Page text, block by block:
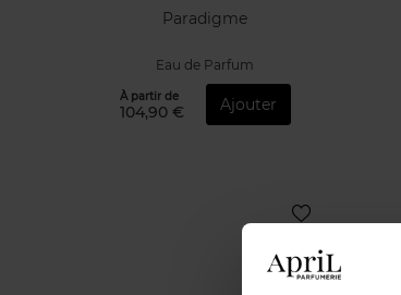
Paradigme
Eau de Parfum
À partir de
104,90 € Ajouter